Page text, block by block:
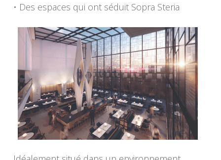
• Des espaces qui ont séduit Sopra Steria